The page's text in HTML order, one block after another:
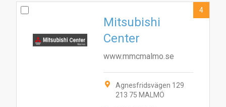
Mitsubishi
Center
www.mmcmalmo.se
Agnesfridsvägen 129
213 75 MALMÖ
4